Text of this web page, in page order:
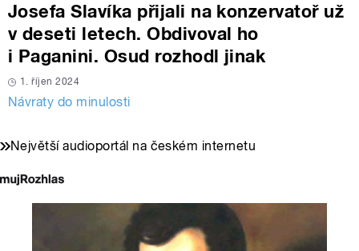
Josefa Slavíka přijali na konzervatoř už
v deseti letech. Obdivoval ho
i Paganini. Osud rozhodl jinak
1. říjen 2024
Návraty do minulosti
Největší audioportál na českém internetu